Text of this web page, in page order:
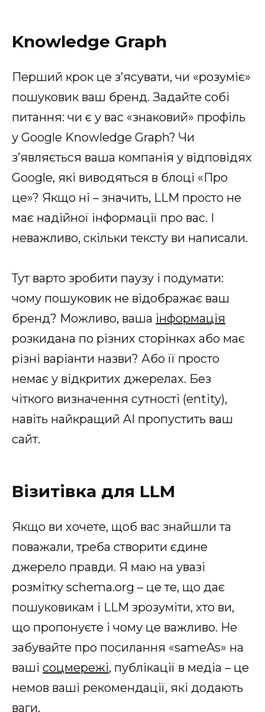
Knowledge Graph
Перший крок це з’ясувати, чи «розуміє»
пошуковик ваш бренд. Задайте собі
питання: чи є у вас «знаковий» профіль
у Google Knowledge Graph? Чи
з’являється ваша компанія у відповідях
Google, які виводяться в блоці «Про
це»? Якщо ні – значить, LLM просто не
має надійної інформації про вас. І
неважливо, скільки тексту ви написали.
Тут варто зробити паузу і подумати:
чому пошуковик не відображає ваш
бренд? Можливо, ваша інформація
розкидана по різних сторінках або має
різні варіанти назви? Або її просто
немає у відкритих джерелах. Без
чіткого визначення сутності (entity),
навіть найкращий AI пропустить ваш
сайт.
Візитівка для LLM
Якщо ви хочете, щоб вас знайшли та
поважали, треба створити єдине
джерело правди. Я маю на увазі
розмітку schema.org – це те, що дає
пошуковикам і LLM зрозуміти, хто ви,
що пропонуєте і чому це важливо. Не
забувайте про посилання «sameAs» на
ваші соцмережі, публікації в медіа – це
немов ваші рекомендації, які додають
ваги.